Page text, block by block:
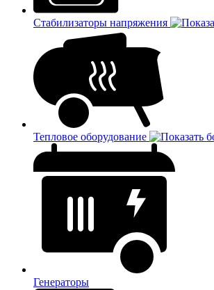
Стабилизаторы напряжения
Тепловое оборудование
Генераторы